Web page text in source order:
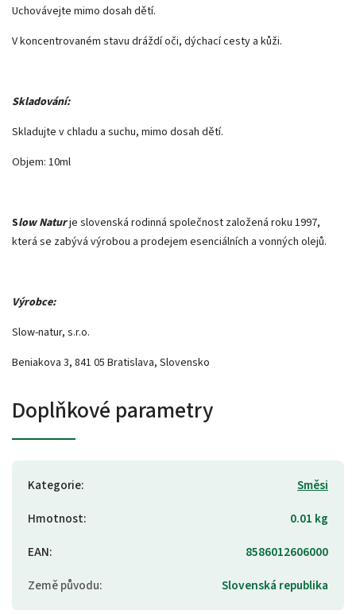
Uchovávejte mimo dosah dětí.
V koncentrovaném stavu dráždí oči, dýchací cesty a kůži.
Skladování:
Skladujte v chladu a suchu, mimo dosah dětí.
Objem: 10ml
Slow Naturje slovenská rodinná společnost založená roku 1997,
která se zabývá výrobou a prodejem esenciálních a vonných olejů.
Výrobce:
Slow-natur, s.r.o.
Beniakova 3, 841 05 Bratislava, Slovensko
Doplňkové parametry
Kategorie:
Směsi
Hmotnost:
0.01 kg
EAN:
8586012606000
Země původu: Slovenská republika